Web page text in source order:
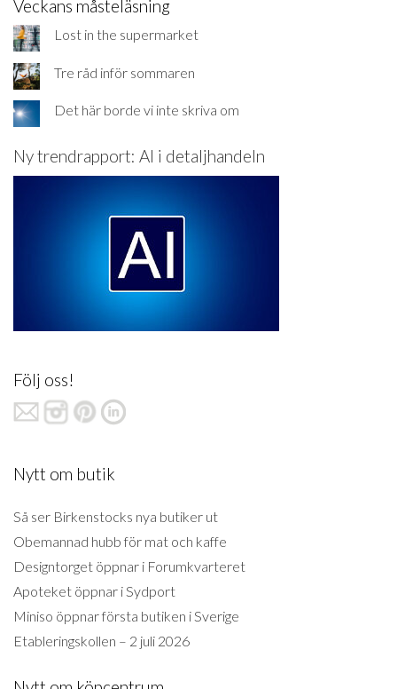
Veckans måsteläsning
Lost in the supermarket
Tre råd inför sommaren
Det här borde vi inte skriva om
Ny trendrapport: AI i detaljhandeln
Följ oss!
Nytt om butik
Så ser Birkenstocks nya butiker ut
Obemannad hubb för mat och kaffe
Designtorget öppnar i Forumkvarteret
Apoteket öppnar i Sydport
Miniso öppnar första butiken i Sverige
Etableringskollen – 2 juli 2026